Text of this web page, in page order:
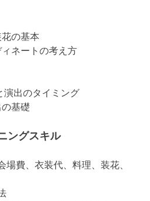
の基本
ネートの考え方
演出のタイミング
基礎
ングスキル
場費、衣装代、料理、装花、